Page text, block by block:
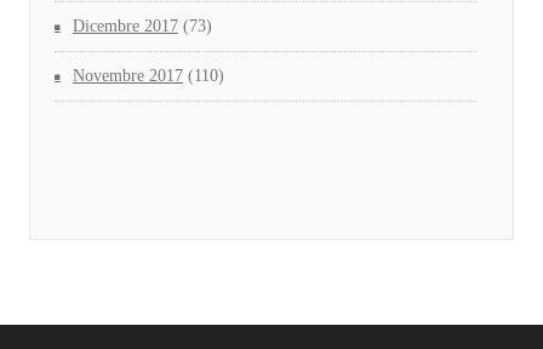
Dicembre 2017 (73)
Novembre 2017 (110)